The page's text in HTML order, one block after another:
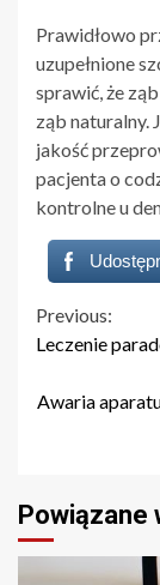
Prawidłowo
uzupełnione
sprawić, że
ząb naturalny.
jakość
pacjenta o
kontrolne u
Previous:
Leczenie
Awaria
Powiązane